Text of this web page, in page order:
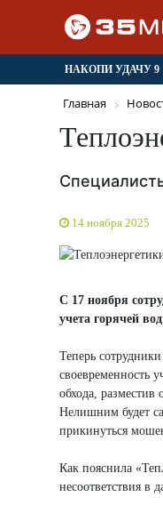
НАКОПИ УДАЧУ 9
Главная
14 ноября 2025
С 17 ноября
учета горячей
Теперь
своевременность
обхода,
Нелишним будет
прикинуться
Как пояснила
несоответствия в